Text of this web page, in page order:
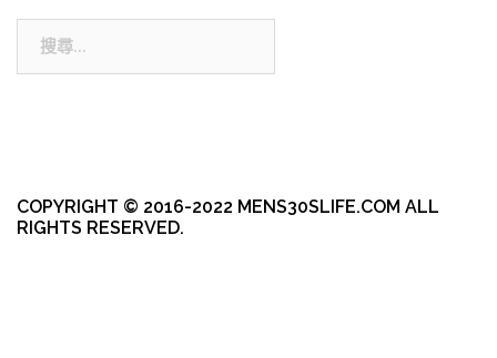
COPYRIGHT © 2016-2022 MENS30SLIFE.COM ALL
RIGHTS RESERVED.